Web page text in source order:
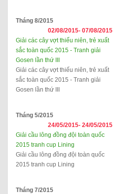
Tháng 8/2015
02/08/2015- 07/08/2015
Giải các cây vợt thiếu niên, trẻ xuất
sắc toàn quốc 2015 - Tranh giải
Gosen lần thứ III
Giải các cây vợt thiếu niên, trẻ xuất
sắc toàn quốc 2015 - Tranh giải
Gosen lần thứ III
Tháng 5/2015
24/05/2015- 24/05/2015
Giải cầu lông đồng đội toàn quốc
2015 tranh cup Lining
Giải cầu lông đồng đội toàn quốc
2015 tranh cup Lining
Tháng 7/2015